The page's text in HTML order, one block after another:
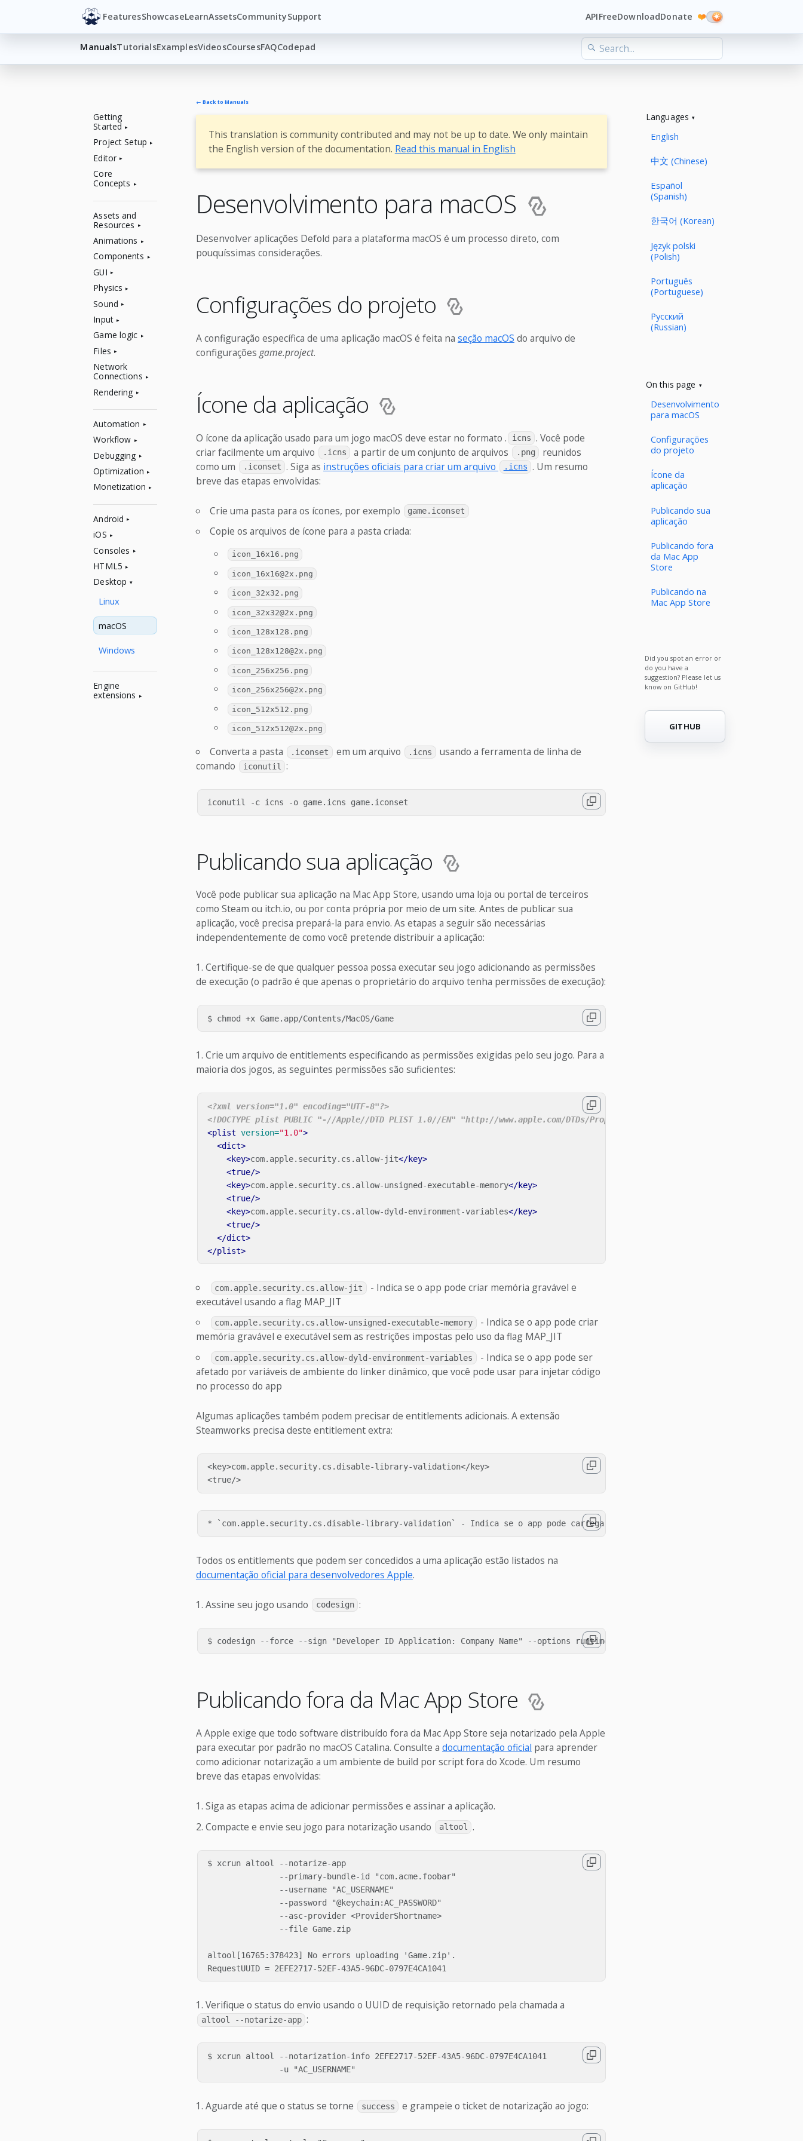
FeaturesShowcaseLearnAssetsCommunitySupport APIFreeDownloadDonate ❤️
ManualsTutorialsExamplesVideosCoursesFAQCodepad
Getting
Started
Project Setup
Editor
Core
Concepts
Assets and
Resources
Animations
Components
GUI
Physics
Sound
Input
Game logic
Files
Network
Connections
Rendering
Automation
Workflow
Debugging
Optimization
Monetization
Android
iOS
Consoles
HTML5
Desktop
Linux
macOS
Windows
Engine
extensions
← Back to Manuals
This translation is community contributed and may not be up to date. We only maintain
the English version of the documentation. Read this manual in English
Desenvolvimento para macOS
Desenvolver aplicações Defold para a plataforma macOS é um processo direto, com
pouquíssimas considerações.
Configurações do projeto
A configuração específica de uma aplicação macOS é feita na seção macOS do arquivo de
configurações game.project.
Ícone da aplicação
O ícone da aplicação usado para um jogo macOS deve estar no formato . icns . Você pode
criar facilmente um arquivo
.icns a partir de um conjunto de arquivos .png
reunidos
como um
.iconset . Siga as instruções oficiais para criar um arquivo .icns . Um resumo
breve das etapas envolvidas:
Crie uma pasta para os ícones, por exemplo game.iconset
Copie os arquivos de ícone para a pasta criada:
icon_16x16.png
icon_16x16@2x.png
icon_32x32.png
icon_32x32@2x.png
icon_128x128.png
icon_128x128@2x.png
icon_256x256.png
icon_256x256@2x.png
icon_512x512.png
icon_512x512@2x.png
Converta a pasta .iconset em um arquivo .icns
usando a ferramenta de linha de
comando
iconutil :
Publicando sua aplicação
Você pode publicar sua aplicação na Mac App Store, usando uma loja ou portal de terceiros
como Steam ou itch.io, ou por conta própria por meio de um site. Antes de publicar sua
aplicação, você precisa prepará-la para envio. As etapas a seguir são necessárias
independentemente de como você pretende distribuir a aplicação:
Certifique-se de que qualquer pessoa possa executar seu jogo adicionando as permissões
de execução (o padrão é que apenas o proprietário do arquivo tenha permissões de execução):
$ chmod +x Game.app/Contents/MacOS/Game
Crie um arquivo de entitlements especificando as permissões exigidas pelo seu jogo. Para a
maioria dos jogos, as seguintes permissões são suficientes:
<?xml version="1.0" encoding="UTF-8"?>
<!DOCTYPE plist PUBLIC "-//Apple//DTD PLIST 1.0//EN" "http://www.apple.com/DTDs/PropertyList-1.0.dtd">
<plist version="1.0">
<dict>
<key>com.apple.security.cs.allow-jit</key>
<true/>
<key>com.apple.security.cs.allow-unsigned-executable-memory</key>
<true/>
<key>com.apple.security.cs.allow-dyld-environment-variables</key>
<true/>
</dict>
</plist>
com.apple.security.cs.allow-jit
- Indica se o app pode criar memória gravável e
executável usando a flag MAP_JIT
com.apple.security.cs.allow-unsigned-executable-memory
- Indica se o app pode criar
memória gravável e executável sem as restrições impostas pelo uso da flag MAP_JIT
com.apple.security.cs.allow-dyld-environment-variables
- Indica se o app pode ser
afetado por variáveis de ambiente do linker dinâmico, que você pode usar para injetar código
no processo do app
Algumas aplicações também podem precisar de entitlements adicionais. A extensão
Steamworks precisa deste entitlement extra:
<key>com.apple.security.cs.disable-library-validation</key>
<true/>
Todos os entitlements que podem ser concedidos a uma aplicação estão listados na
documentação oficial para desenvolvedores Apple.
Assine seu jogo usando codesign :
Publicando fora da Mac App Store
A Apple exige que todo software distribuído fora da Mac App Store seja notarizado pela Apple
para executar por padrão no macOS Catalina. Consulte a documentação oficial para aprender
como adicionar notarização a um ambiente de build por script fora do Xcode. Um resumo
breve das etapas envolvidas:
Siga as etapas acima de adicionar permissões e assinar a aplicação.
Compacte e envie seu jogo para notarização usando
altool .
$ xcrun altool --notarize-app
               --primary-bundle-id "com.acme.foobar"
               --username "AC_USERNAME"
               --password "@keychain:AC_PASSWORD"
               --asc-provider <ProviderShortname>
               --file Game.zip
altool[16765:378423] No errors uploading 'Game.zip'.
Verifique o status do envio usando o UUID de requisição retornado pela chamada a
altool --notarize-app :
$ xcrun altool --notarization-info 2EFE2717-52EF-43A5-96DC-0797E4CA1041
Aguarde até que o status se torne success e grampeie o ticket de notarização ao jogo:
Languages
English
中文 (Chinese)
Español
(Spanish)
한국어 (Korean)
Język polski
(Polish)
Português
(Portuguese)
Русский
(Russian)
On this page
Desenvolvimento
para macOS
Configurações
do projeto
Ícone da
aplicação
Publicando sua
aplicação
Publicando fora
da Mac App
Store
Publicando na
Mac App Store
Did you spot an error or
do you have a
suggestion? Please let us
know on GitHub!
GITHUB